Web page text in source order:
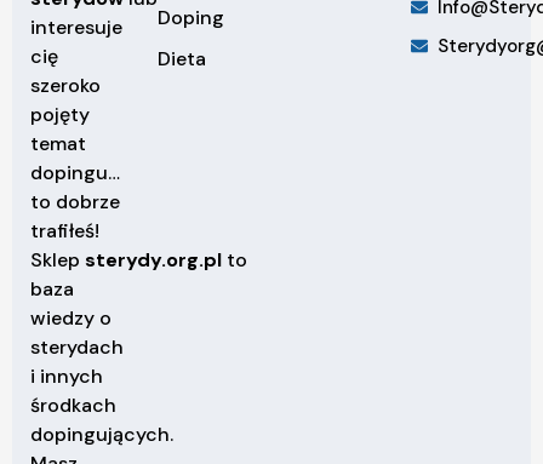
interesuje
cię
szeroko
pojęty
temat
dopingu…
to dobrze
trafiłeś!
Sklep sterydy.org.pl to
baza
wiedzy o
sterydach
i innych
środkach
dopingujących.
Doping
Dieta